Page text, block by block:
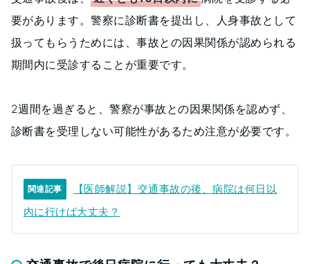
要があります。警察に診断書を提出し、人身事故として
扱ってもらうためには、事故との因果関係が認められる
期間内に受診することが重要です。
2週間を過ぎると、警察が事故との因果関係を認めず、
診断書を受理しない可能性があるため注意が必要です。
関連記事
【医師解説】交通事故の後、病院は何日以
内に行けば大丈夫？